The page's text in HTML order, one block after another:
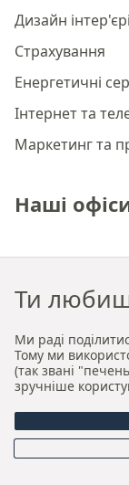
Дизайн
Страхування
Енергетичні
Інтернет та
Маркетинг та
Наші
Преміальне
Преміальне
Про нас
Хто ми
Наша
Ти
Ми раді
Тому ми
(так звані
зручніше